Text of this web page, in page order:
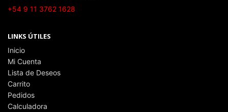
+54 9 11 3762 1628
LINKS ÚTILES
Inicio
Mi Cuenta
Lista de Deseos
Carrito
Pedidos
Calculadora